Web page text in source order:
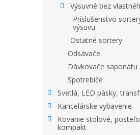
Výsuvné bez
Príslušenstvo
výsuvu
Ostatné sortery
Odsávače
Dávkovače saponátu
Spotrebiče
Svetlá, LED pásky,
Kancelárske vybavenie
Kovanie stolové,
kompakt